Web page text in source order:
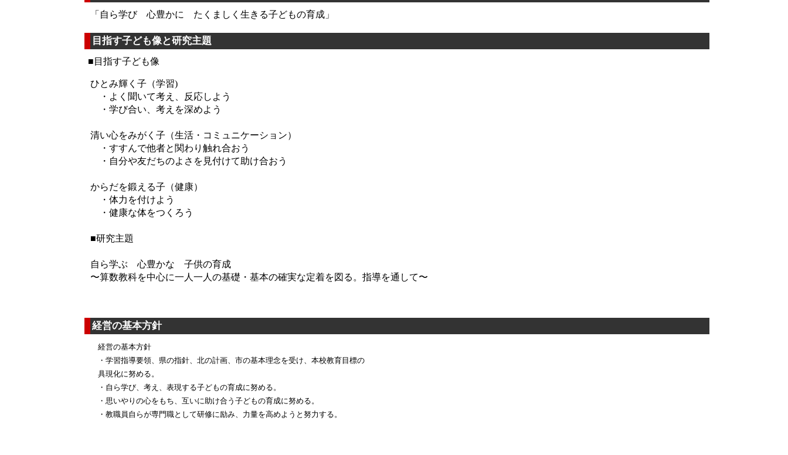
「自ら学び 心豊かに たくましく生きる子どもの育成」
目指す子ども像と研究主題
■目指す子ども像
ひとみ輝く子（学習)
・よく聞いて考え、反応しよう
・学び合い、考えを深めよう
清い心をみがく子（生活・コミュニケーション）
・すすんで他者と関わり触れ合おう
・自分や友だちのよさを見付けて助け合おう
からだを鍛える子（健康）
・体力を付けよう
・健康な体をつくろう
■研究主題
自ら学ぶ 心豊かな 子供の育成
〜算数教科を中心に一人一人の基礎・基本の確実な定着を図る。指導を通して〜
経営の基本方針
経営の基本方針
・学習指導要領、県の指針、北の計画、市の基本理念を受け、本校教育目標の
具現化に努める。
・自ら学び、考え、表現する子どもの育成に努める。
・思いやりの心をもち、互いに助け合う子どもの育成に努める。
・教職員自らが専門職として研修に励み、力量を高めようと努力する。